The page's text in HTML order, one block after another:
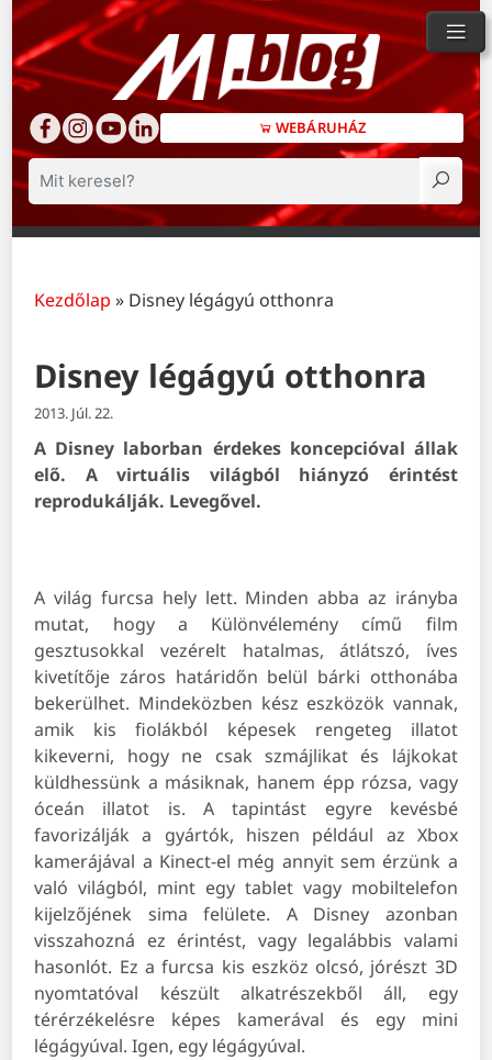
WEBÁRUHÁZ
Keresés
Kezdőlap » Disney légágyú otthonra
Disney légágyú otthonra
2013. Júl. 22.
A Disney laborban érdekes koncepcióval állak
elő. A virtuális világból hiányzó érintést
reprodukálják. Levegővel.
A világ furcsa hely lett. Minden abba az irányba
mutat, hogy a Különvélemény című film
gesztusokkal vezérelt hatalmas, átlátszó, íves
kivetítője záros határidőn belül bárki otthonába
bekerülhet. Mindeközben kész eszközök vannak,
amik kis fiolákból képesek rengeteg illatot
kikeverni, hogy ne csak szmájlikat és lájkokat
küldhessünk a másiknak, hanem épp rózsa, vagy
óceán illatot is. A tapintást egyre kevésbé
favorizálják a gyártók, hiszen például az Xbox
kamerájával a Kinect-el még annyit sem érzünk a
való világból, mint egy tablet vagy mobiltelefon
kijelzőjének sima felülete. A Disney azonban
visszahozná ez érintést, vagy legalábbis valami
hasonlót. Ez a furcsa kis eszköz olcsó, jórészt 3D
nyomtatóval készült alkatrészekből áll, egy
térérzékelésre képes kamerával és egy mini
légágyúval. Igen, egy légágyúval.